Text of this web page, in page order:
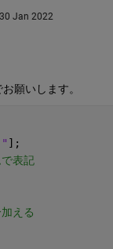
Jan 2022
願いします。
" ];
表記
える